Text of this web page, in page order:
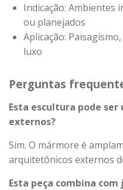
Indicação: Ambientes
ou planejados
Aplicação:
luxo
Perguntas
Esta escultura pode
externos?
Sim. O mármore é
arquitetônicos externos
Esta peça combina com